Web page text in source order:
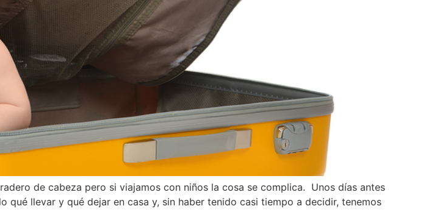
de cabeza pero si viajamos con niños la cosa se complica. Unos días antes
qué llevar y qué dejar en casa y, sin haber tenido casi tiempo a decidir, tenemos